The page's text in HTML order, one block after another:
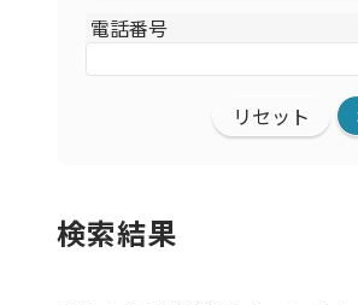
電話番号
リセット
検索結果